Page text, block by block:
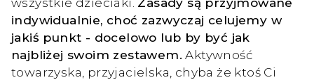
indywidualnie, choć zazwyczaj celujemy w
jakiś punkt - docelowo lub by być jak
najbliżej swoim zestawem. Aktywność
towarzyska, przyjacielska, chyba że ktoś Ci